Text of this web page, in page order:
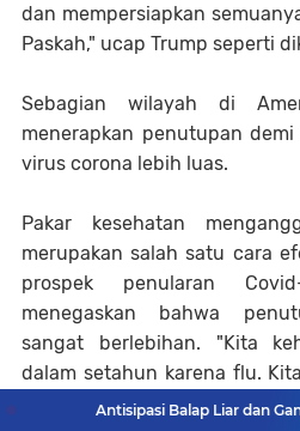
dan mempersiapkan
Paskah," ucap Trump seperti
Sebagian wilayah di
menerapkan penutupan
virus corona lebih luas.
Pakar kesehatan
merupakan salah satu cara
prospek penularan
menegaskan bahwa
sangat berlebihan. "Kita
dalam setahun karena flu.
ini. "Kita kehilangan lebih
Antisipasi Balap Liar dan